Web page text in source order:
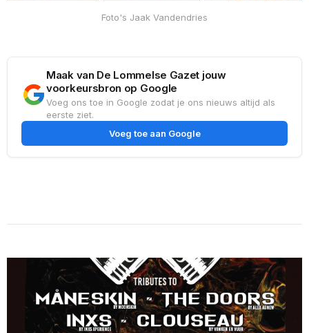
Foto's Jaak Vandendries
Maak van De Lommelse Gazet jouw
voorkeursbron op Google
Voeg ons toe in Google zodat je ons nieuws altijd als
eerste ziet.
Voeg toe aan Google